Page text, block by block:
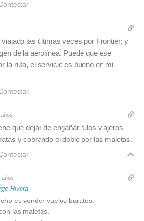
las últimas veces por Frontier; y
de la aerolínea. Puede que ese
la ruta, el servicio es bueno en mi
años
que dejar de engañar a.los viajeros
y cobrando el doble por las maletas.
años
Rivera
es vender vuelos baratos.
las maletas.